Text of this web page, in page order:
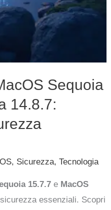
Sequoia
14.8.7:
, Sicurezza,Tecnologia
15.7.7 e MacOS
essenziali. Scopri